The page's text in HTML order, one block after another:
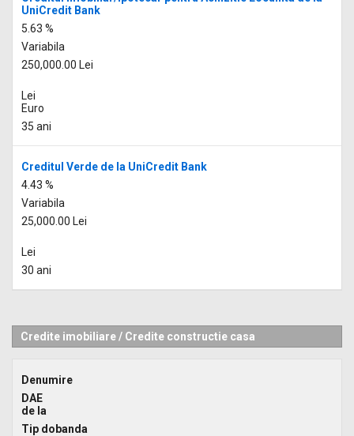
UniCredit Bank
5.63 %
Variabila
250,000.00 Lei
Lei
Euro
35 ani
Creditul Verde de la UniCredit Bank
4.43 %
Variabila
25,000.00 Lei
Lei
30 ani
Credite imobiliare/ Credite constructie casa
Denumire
DAE
de la
Tip dobanda